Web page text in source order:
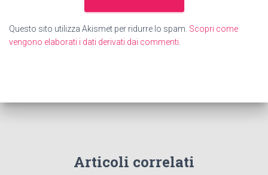
Questo sito utilizza Akismet per ridurre lo spam. Scopri come
vengono elaborati i dati derivati dai commenti.
Articoli correlati